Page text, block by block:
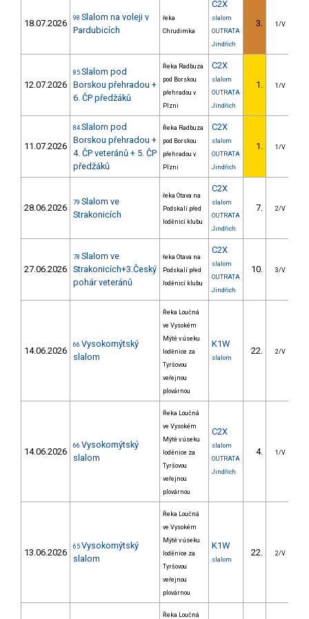
18.07.2026 98 Slalom na voleji v
Pardubicích
řeka
Chrudimka
C2X
slalom
OUTRATA
Jindřich
3. 1/V
12.07.2026
85 Slalom pod
Borskou přehradou +
6. ČP předžáků
Řeka Radbuza
pod Borskou
přehradou v
Plzni
C2X
slalom
OUTRATA
Jindřich
1. 1/V
11.07.2026
84 Slalom pod
Borskou přehradou +
4. ČP veteránů + 5. ČP
předžáků
Řeka Radbuza
pod Borskou
přehradou v
Plzni
C2X
slalom
OUTRATA
Jindřich
1. 1/V
28.06.2026 79 Slalom ve
Strakonicích
řeka Otava na
Podskalí před
loděnicí klubu
C2X
slalom
OUTRATA
Jindřich
7. 2/V
27.06.2026
78 Slalom ve
Strakonicích+3.Český
pohár veteránů
řeka Otava na
Podskalí před
loděnicí klubu
C2X
slalom
OUTRATA
Jindřich
10. 3/V
14.06.2026
66 Vysokomýtský
slalom
Řeka Loučná
ve Vysokém
Mýtě v úseku
loděnice za
Tyršovou
veřejnou
plovárnou
K1W
slalom
22. 2/V
14.06.2026
66 Vysokomýtský
slalom
Řeka Loučná
ve Vysokém
Mýtě v úseku
loděnice za
Tyršovou
veřejnou
plovárnou
C2X
slalom
OUTRATA
Jindřich
4. 1/V
13.06.2026
65 Vysokomýtský
slalom
Řeka Loučná
ve Vysokém
Mýtě v úseku
loděnice za
Tyršovou
veřejnou
plovárnou
K1W
slalom
22. 2/V
Řeka Loučná